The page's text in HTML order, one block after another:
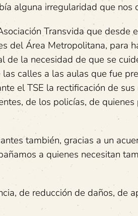
alguna irregularidad que nos
Transvida que
del Área Metropolitana, para
de la necesidad de que se
calles a las aulas que fue
el TSE la rectificación de
de los policías, de
también, gracias a un
a quienes necesitan
de reducción de daños, de